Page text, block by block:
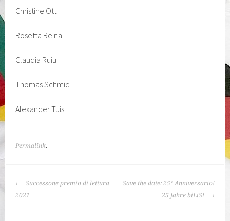
Christine Ott
Rosetta Reina
Claudia Ruiu
Thomas Schmid
Alexander Tuis
Permalink.
NAVIGAZIONE
ARTICOLO
Successone premio di lettura
2021
Save the date: 25° Anniversario!
25 Jahre biLiS!